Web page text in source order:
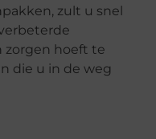
zult u snel
zorgen hoeft te
die u in de weg